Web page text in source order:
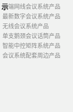
示
高端网线会议系统产品
最新数字会议系统产品
无线会议系统产品
单支鹅颈会议话筒产品
智能中控矩阵系统产品
会议系统配套周边产品